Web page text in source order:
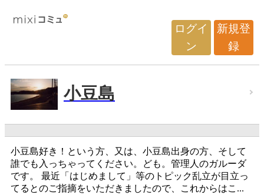
ログイ
ン
新規登
録
小豆島
小豆島好き！という方、又は、小豆島出身の方、そして
誰でも入っちゃってください。ども。管理人のガルーダ
です。 最近「はじめまして」等のトピック乱立が目立っ
てるとのご指摘をいただきましたので、これからはこ...